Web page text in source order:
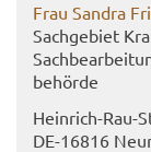
Frau San­dra
Sach­ge­biet
be­hör­de
Heinrich-​Rau-
DE-​16816